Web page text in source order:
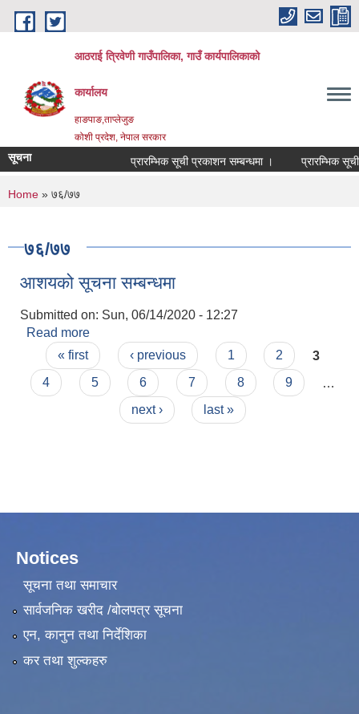
Skip to main content
आठराई त्रिवेणी गाउँपालिका, गाउँ कार्यपालिकाको
कार्यालय
हाङपाङ,ताप्लेजुङ
कोशी प्रदेश, नेपाल सरकार
सूचना प्रारम्भिक सूची प्रकाशन सम्बन्धमा । प्रारम्भिक सूची
You are here
Home » ७६/७७
७६/७७
आशयको सूचना सम्बन्धमा
Submitted on: Sun, 06/14/2020 - 12:27
Read more
Pages
« first ‹ previous 1 2
3
4
5 6 7 8 9
next ›
last »
Notices
सूचना तथा समाचार
सार्वजनिक खरीद /बोलपत्र सूचना
एन, कानुन तथा निर्देशिका
कर तथा शुल्कहरु